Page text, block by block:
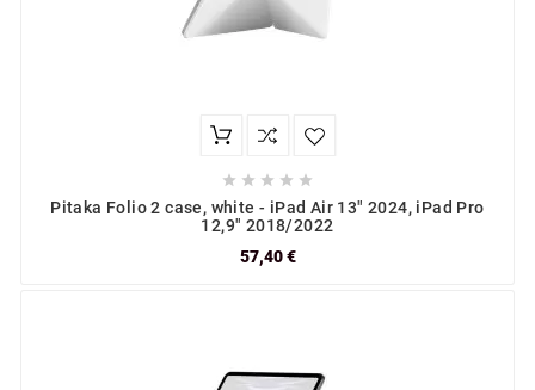
    
Pitaka Folio 2 case, white - iPad Air 13" 2024, iPad Pro
12,9" 2018/2022
57,40 €